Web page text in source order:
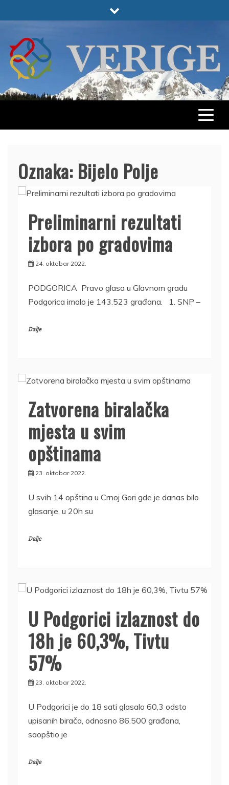
to
VERIGE
ODABRANO
Oznaka: Bijelo Polje
Preliminarni rezultati
izbora po gradovima
24. oktobar 2022.
PODGORICA Pravo glasa u Glavnom gradu
Podgorica imalo je 143.523 građana. 1. SNP –
Dalje
Zatvorena biralačka
mjesta u svim
opštinama
23. oktobar 2022.
U svih 14 opština u Crnoj Gori gde je danas bilo
glasanje, u 20h su
Dalje
U Podgorici izlaznost do
18h je 60,3%, Tivtu
57%
23. oktobar 2022.
U Podgorici je do 18 sati glasalo 60,3 odsto
upisanih birača, odnosno 86.500 građana,
saopštio je
Dalje